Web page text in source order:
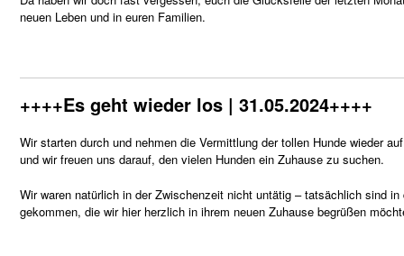
neuen Leben und in euren Familien.
++++Es geht wieder los | 31.05.2024++++
Wir starten durch und nehmen die Vermittlung der tollen Hunde wieder
und wir freuen uns darauf, den vielen Hunden ein Zuhause zu suchen.
Wir waren natürlich in der Zwischenzeit nicht untätig – tatsächlich sind
gekommen, die wir hier herzlich in ihrem neuen Zuhause begrüßen